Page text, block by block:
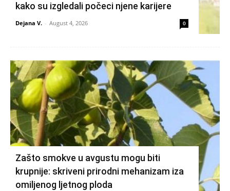
kako su izgledali počeci njene karijere
Dejana V. - August 4, 2026 0
Zašto smokve u avgustu mogu biti
krupnije: skriveni prirodni mehanizam iza
omiljenog ljetnog ploda